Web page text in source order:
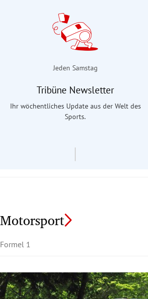
Jeden Samstag
Tribüne Newsletter
Ihr wöchentliches Update aus der Welt des
Sports.
Motorsport
Formel 1